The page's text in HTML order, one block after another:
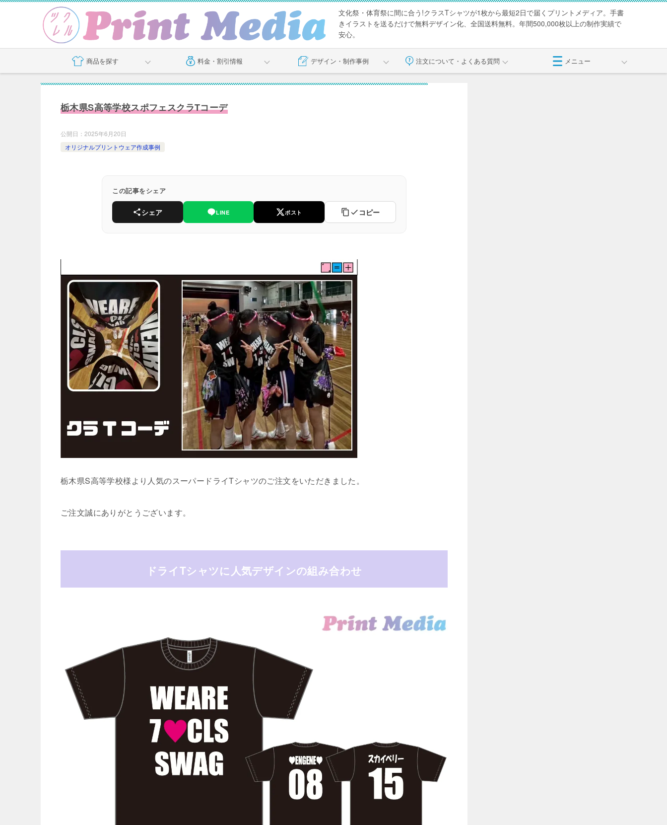
文化祭・体育祭に間に合う!クラスTシャツが1枚から最短2日で届くプリントメディア。手書
きイラストを送るだけで無料デザイン化、全国送料無料。年間500,000枚以上の制作実績で
安心。
商品を探す 料金・割引情報 デザイン・制作事例 注文について・よくある質問 メニュー
栃木県S高等学校スポフェスクラTコーデ
公開日： 2025年6月20日
オリジナルプリントウェア作成事例
この記事をシェア
シェア LINE ポスト コピー
栃木県S高等学校様より人気のスーパードライTシャツのご注文をいただきました。
ご注文誠にありがとうございます。
ドライTシャツに人気デザインの組み合わせ